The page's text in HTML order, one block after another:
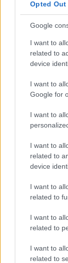
Opted Out
Google
I want to
related to
device
I want to
Google for
I want to
I want to
related to
device
I want to
related to
I want to
related to
I want to
related to
ICA Milano
l’autunno 2026
NEWS E
Codacons
Matteo Pellegrino ·